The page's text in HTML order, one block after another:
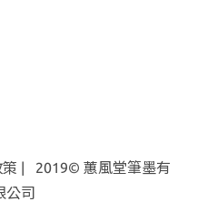
策 | 2019© 蕙風堂筆墨有
公司